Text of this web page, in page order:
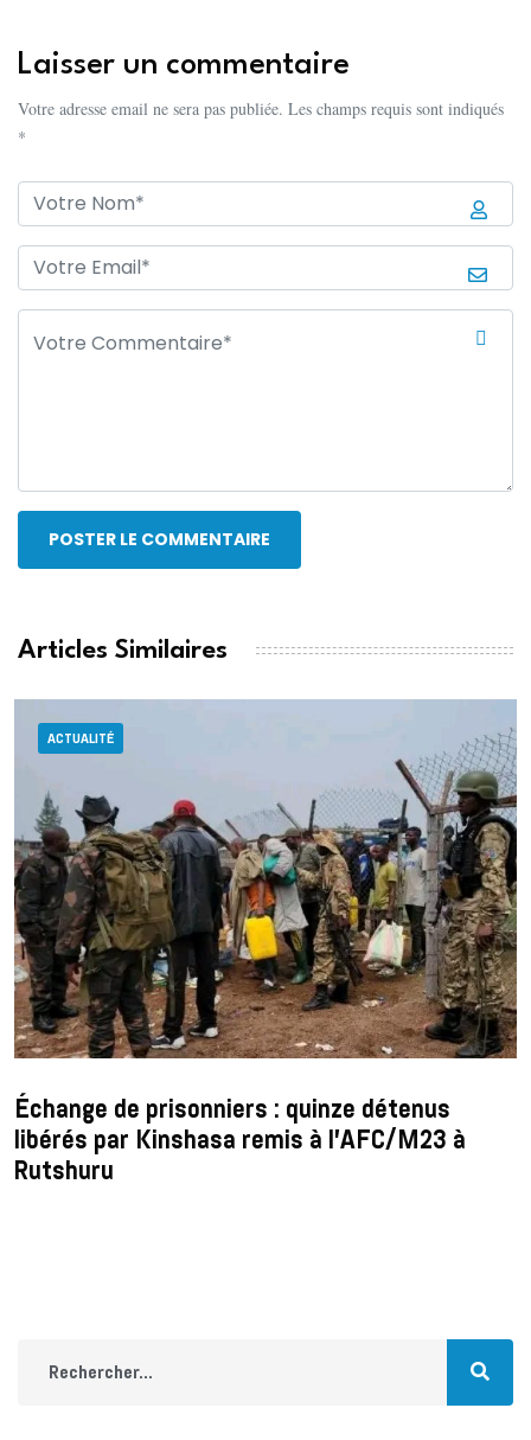
Laisser un commentaire
Votre adresse email ne sera pas publiée. Les champs requis sont indiqués
*
POSTER LE COMMENTAIRE
Articles Similaires
ACTUALITÉ
Échange de prisonniers : quinze détenus
libérés par Kinshasa remis à l’AFC/M23 à
Rutshuru